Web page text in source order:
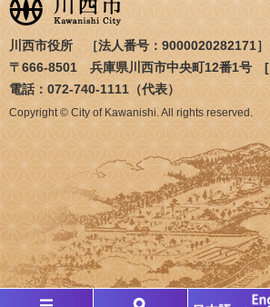
川西市役所 ［法人番号：9000020282171］
〒666-8501 兵庫県川西市中央町12番1号 [
電話：072-740-1111（代表）
Copyright © City of Kawanishi. All rights reserved.